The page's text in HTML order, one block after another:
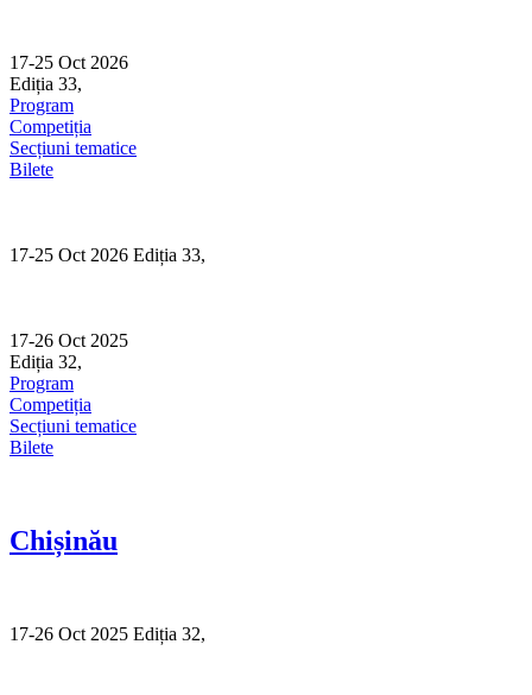
content
17-25 Oct 2026
Ediția 33,
Program
Competiția
Secțiuni tematice
Bilete
17-25 Oct 2026 Ediția 33,
17-26 Oct 2025
Ediția 32,
Program
Competiția
Secțiuni tematice
Bilete
Chișinău
17-26 Oct 2025 Ediția 32,